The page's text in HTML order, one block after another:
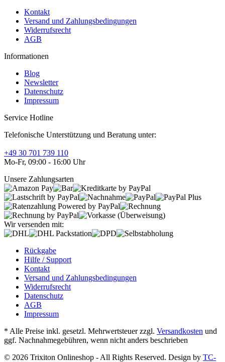
Kontakt
Versand und Zahlungsbedingungen
Widerrufsrecht
AGB
Informationen
Blog
Newsletter
Datenschutz
Impressum
Service Hotline
Telefonische Unterstützung und Beratung unter:
+49 30 701 739 110
Mo-Fr, 09:00 - 16:00 Uhr
Unsere Zahlungsarten
Wir versenden mit:
Rückgabe
Hilfe / Support
Kontakt
Versand und Zahlungsbedingungen
Widerrufsrecht
Datenschutz
AGB
Impressum
* Alle Preise inkl. gesetzl. Mehrwertsteuer zzgl. Versandkosten und
ggf. Nachnahmegebühren, wenn nicht anders beschrieben
© 2026 Trixiton Onlineshop - All Rights Reserved. Design by TC-